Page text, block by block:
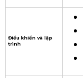
Điều khiển và lập
trình